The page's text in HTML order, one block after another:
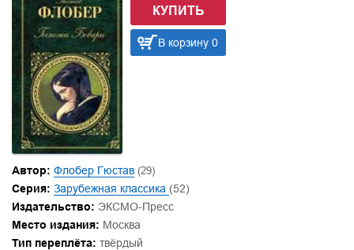
КУПИТЬ
В корзину 0
Автор: Флобер Гюстав (29)
Серия: Зарубежная классика (52)
Издательство: ЭКСМО-Пресс
Место издания: Москва
Тип переплёта: твёрдый